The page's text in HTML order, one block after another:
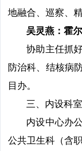
地融合、巡察、
吴灵燕：霍
协助主任抓
防治科、结核病
目办。
三、内设科室
内设中心办
公共卫生科（含